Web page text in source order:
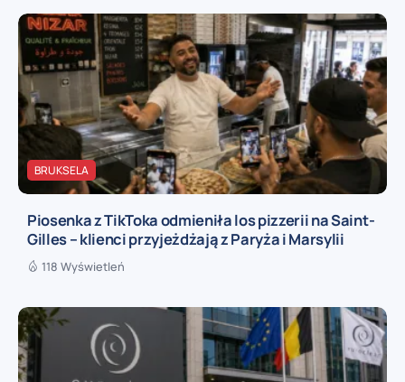
BRUKSELA
Piosenka z TikToka odmieniła los pizzerii na Saint-
Gilles – klienci przyjeżdżają z Paryża i Marsylii
118 Wyświetleń